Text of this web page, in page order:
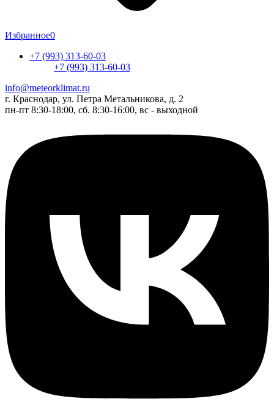
Избранное0
+7 (993) 313-60-03
+7 (993) 313-60-03
info@meteorklimat.ru
г. Краснодар, ул. Петра Метальникова, д. 2
пн-пт 8:30-18:00, сб. 8:30-16:00, вс - выходной